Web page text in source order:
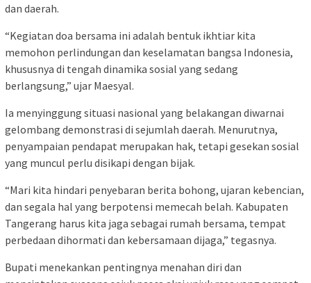
dan daerah.
“Kegiatan doa bersama ini adalah bentuk ikhtiar kita
memohon perlindungan dan keselamatan bangsa Indonesia,
khususnya di tengah dinamika sosial yang sedang
berlangsung,” ujar Maesyal.
Ia menyinggung situasi nasional yang belakangan diwarnai
gelombang demonstrasi di sejumlah daerah. Menurutnya,
penyampaian pendapat merupakan hak, tetapi gesekan sosial
yang muncul perlu disikapi dengan bijak.
“Mari kita hindari penyebaran berita bohong, ujaran kebencian,
dan segala hal yang berpotensi memecah belah. Kabupaten
Tangerang harus kita jaga sebagai rumah bersama, tempat
perbedaan dihormati dan kebersamaan dijaga,” tegasnya.
Bupati menekankan pentingnya menahan diri dan